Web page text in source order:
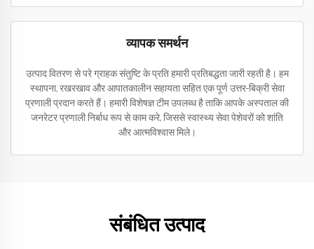
व्यापक समर्थन
उत्पाद वितरण से परे ग्राहक संतुष्टि के प्रति हमारी प्रतिबद्धता जारी रहती है। हम
स्थापना, रखरखाव और आपातकालीन सहायता सहित एक पूर्ण उत्तर-बिक्री सेवा
प्रणाली प्रदान करते हैं। हमारी विशेषज्ञ टीम उपलब्ध है ताकि आपके अस्पताल की
जनरेटर प्रणाली निर्बाध रूप से काम करे, जिससे स्वास्थ्य सेवा पेशेवरों को शांति
और आत्मविश्वास मिले।
संबंधित उत्पाद